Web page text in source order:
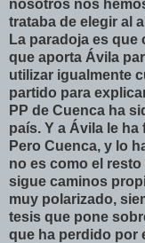
nosotros nos
trataba de elegir al
La paradoja es
que aporta Ávila
utilizar igualmente
partido para
PP de Cuenca ha
país. Y a Ávila le
Pero Cuenca, y lo
no es como el
sigue caminos
muy polarizado,
tesis que pone
que ha perdido por